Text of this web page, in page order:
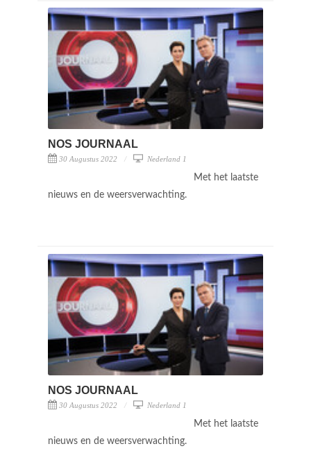
NOS JOURNAAL
30 Augustus 2022 Nederland 1
Met het laatste
nieuws en de weersverwachting.
NOS JOURNAAL
30 Augustus 2022 Nederland 1
Met het laatste
nieuws en de weersverwachting.